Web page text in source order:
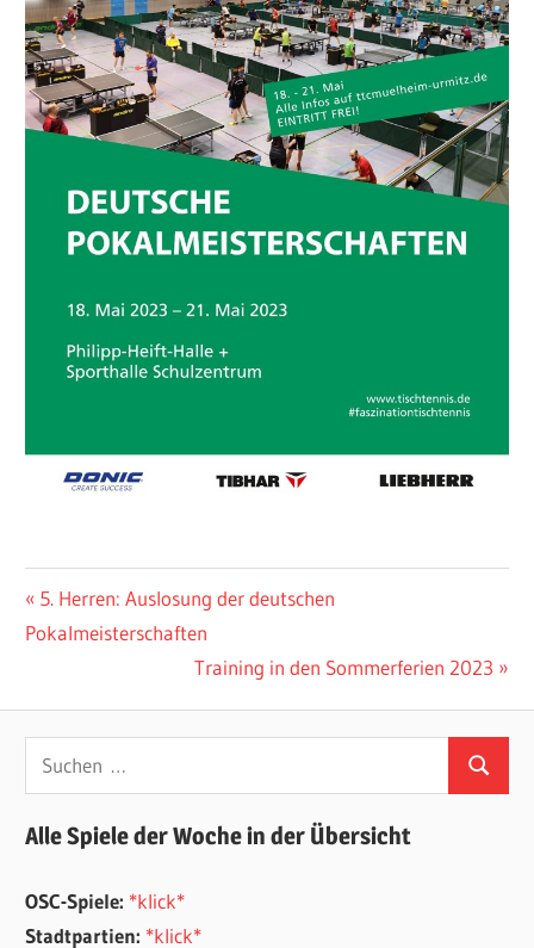
ALLGEMEIN
Beitragsnavigation
Vorheriger
Beitrag:
5. Herren: Auslosung der deutschen
Pokalmeisterschaften
Nächster
Training in den Sommerferien 2023
Suchen
nach:
Suchen
Alle Spiele der Woche in der Übersicht
OSC-Spiele: *klick*
Stadtpartien: *klick*